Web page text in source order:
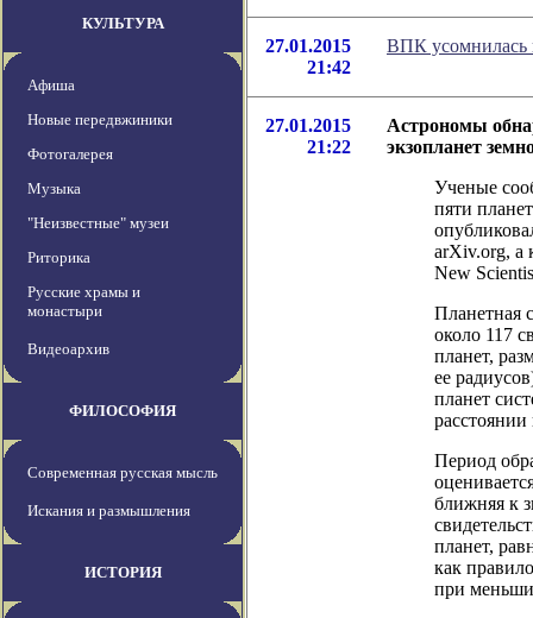
КУЛЬТУРА
Афиша
Новые передвжиники
Фотогалерея
Музыка
"Неизвестные" музеи
Риторика
Русские храмы и
монастыри
Видеоархив
ФИЛОСОФИЯ
Современная русская мысль
Искания и размышления
ИСТОРИЯ
27.01.2015
21:42
ВПК усомнилась
27.01.2015
21:22
Астрономы
экзопланет
Ученые
пяти
arXiv.org, а
New
Планетная
около 117
планет,
ее
планет
Период
ближняя к
планет,
как
при